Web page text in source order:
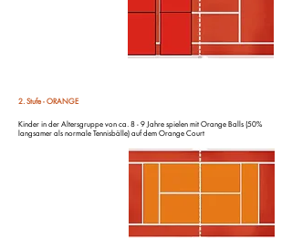
2. Stufe - ORANGE
Kinder in der Altersgruppe von ca. 8 - 9 Jahre spielen mit Orange Balls (50%
langsamer als normale Tennisbälle) auf dem Orange Court